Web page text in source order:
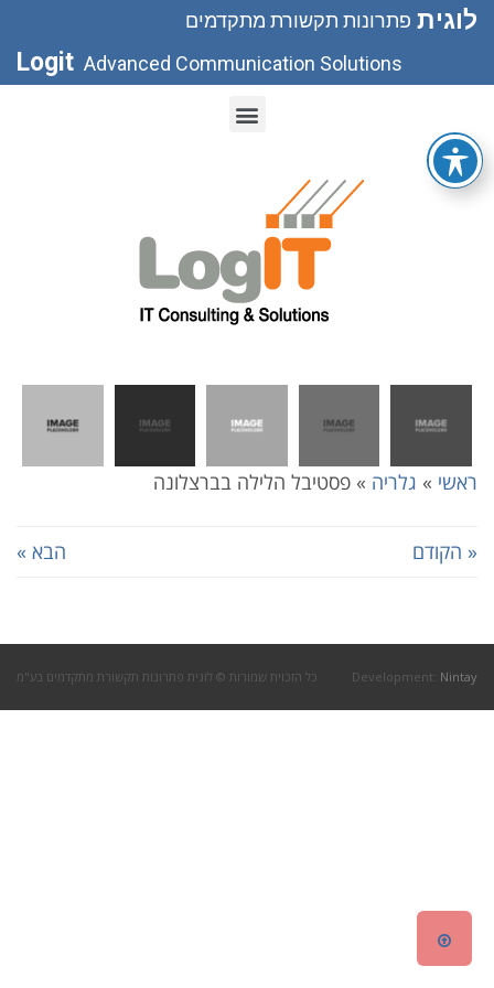
פתרונות תקשורת מתקדמים לוגית
Logit Advanced Communication Solutions
ראשי » גלריה » פסטיבל הלילה בברצלונה
« הקודם הבא »
Development: Nintay כל הזכוית שמורות © לוגית פתרונות תקשורת מתקדמים בע"מ
גלילה